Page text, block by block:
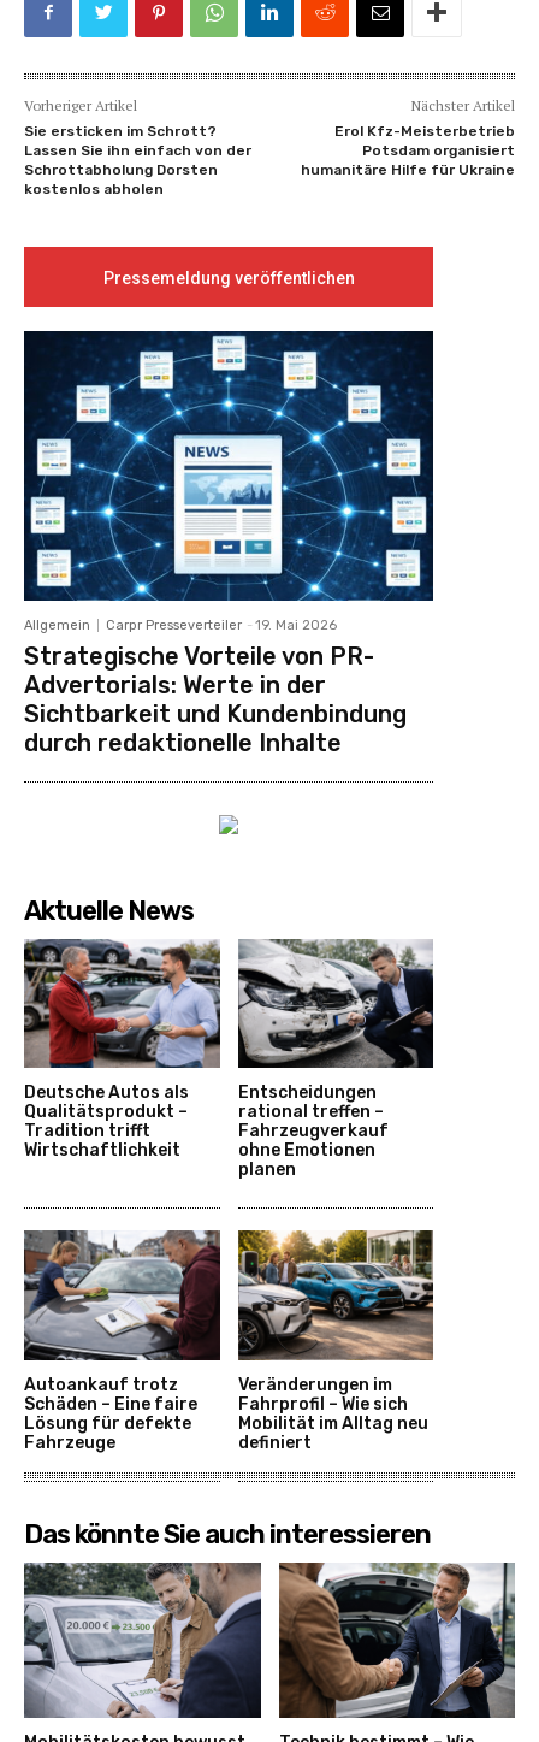
Vorheriger Artikel
Sie ersticken im Schrott?
Lassen Sie ihn einfach von der
Schrottabholung Dorsten
kostenlos abholen
Nächster Artikel
Erol Kfz-Meisterbetrieb
Potsdam organisiert
humanitäre Hilfe für Ukraine
Pressemeldung veröffentlichen
Allgemein Carpr Presseverteiler - 19. Mai 2026
Strategische Vorteile von PR-
Advertorials: Werte in der
Sichtbarkeit und Kundenbindung
durch redaktionelle Inhalte
Aktuelle News
Deutsche Autos als
Qualitätsprodukt –
Tradition trifft
Wirtschaftlichkeit
Entscheidungen
rational treffen –
Fahrzeugverkauf
ohne Emotionen
planen
Autoankauf trotz
Schäden – Eine faire
Lösung für defekte
Fahrzeuge
Veränderungen im
Fahrprofil – Wie sich
Mobilität im Alltag neu
definiert
Das könnte Sie auch interessieren